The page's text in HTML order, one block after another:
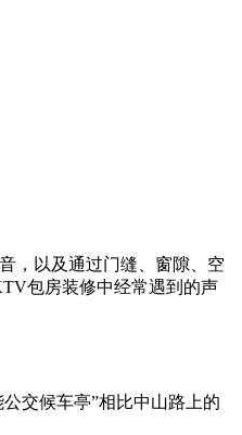
，以及通过门缝、窗隙、空
包房装修中经常遇到的声
交候车亭”相比中山路上的